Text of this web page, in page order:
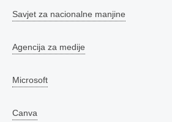
Savjet za nacionalne manjine
Agencija za medije
Microsoft
Canva